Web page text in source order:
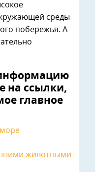
среды
побережья. А
на ссылки,
главное
море
животными